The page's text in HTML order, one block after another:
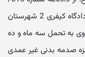
940 مورخ 94/5/1 صادره از شعبه 101 دادگاه کیفری 2 شهرستان
به تحمل سه ماه و ده
صدمه بدنی غیر عمدی